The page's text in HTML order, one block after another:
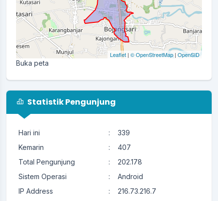
Leaflet | © OpenStreetMap | OpenSID
Buka peta
Statistik Pengunjung
Hari ini :
339
Kemarin
:
407
Total Pengunjung
:
202.178
Sistem Operasi
:
Android
IP Address
:
216.73.216.7